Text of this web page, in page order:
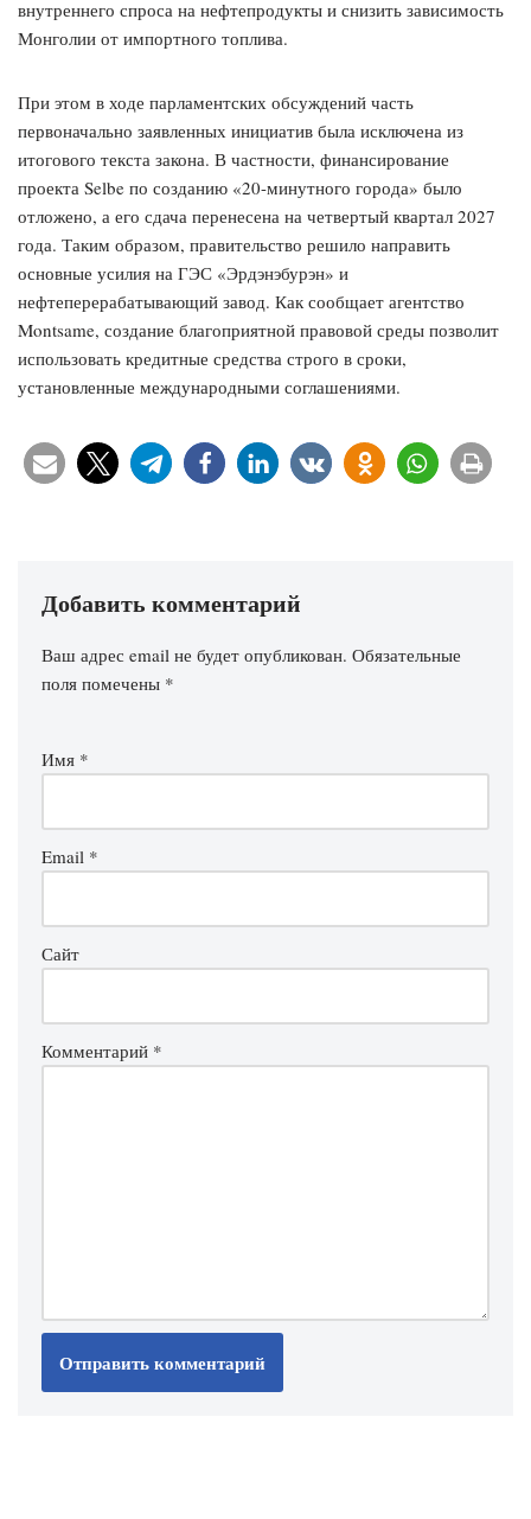
внутреннего спроса на нефтепродукты и снизить зависимость
Монголии от импортного топлива.
При этом в ходе парламентских обсуждений часть
первоначально заявленных инициатив была исключена из
итогового текста закона. В частности, финансирование
проекта Selbe по созданию «20-минутного города» было
отложено, а его сдача перенесена на четвертый квартал 2027
года. Таким образом, правительство решило направить
основные усилия на ГЭС «Эрдэнэбурэн» и
нефтеперерабатывающий завод. Как сообщает агентство
Montsame, создание благоприятной правовой среды позволит
использовать кредитные средства строго в сроки,
установленные международными соглашениями.
Добавить комментарий
Ваш адрес email не будет опубликован. Обязательные
поля помечены *
Имя *
Email *
Сайт
Комментарий *